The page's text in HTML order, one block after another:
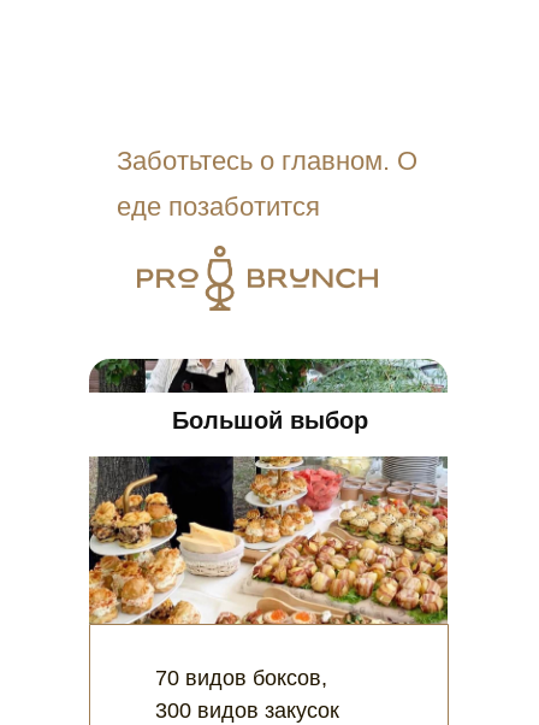
Заботьтесь о главном. О
еде позаботится
Большой выбор
70 видов боксов,
300 видов закусок